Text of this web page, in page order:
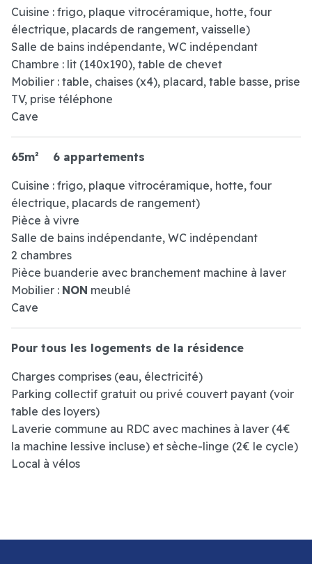
Cuisine : frigo, plaque vitrocéramique, hotte, four
électrique, placards de rangement, vaisselle)
Salle de bains indépendante, WC indépendant
Chambre : lit (140x190), table de chevet
Mobilier : table, chaises (x4), placard, table basse, prise
TV, prise téléphone
Cave
65m² 6 appartements
Cuisine : frigo, plaque vitrocéramique, hotte, four
électrique, placards de rangement)
Pièce à vivre
Salle de bains indépendante, WC indépendant
2 chambres
Pièce buanderie avec branchement machine à laver
Mobilier : NON meublé
Cave
Pour tous les logements de la résidence
Charges comprises (eau, électricité)
Parking collectif gratuit ou privé couvert payant (voir
table des loyers)
Laverie commune au RDC avec machines à laver (4€
la machine lessive incluse) et sèche-linge (2€ le cycle)
Local à vélos